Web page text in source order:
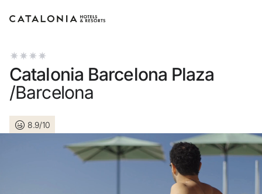
Inicia sessió al teu compte
Iniciar sessió
Has oblidat la teva contrasenya?
o utilitza una d'aquestes opcions
Catalonia Barcelona Plaza
/Barcelona
8.9/10